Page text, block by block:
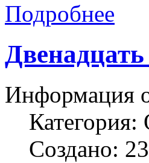
Подробнее
Информация
Категория:
Создано: